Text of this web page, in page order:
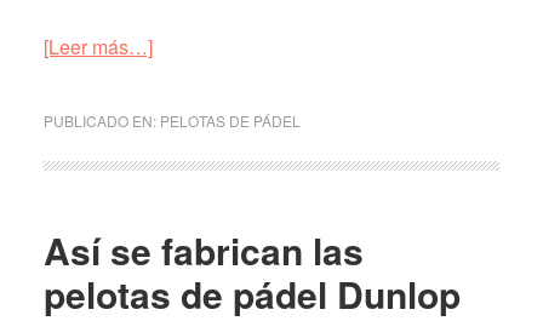
[Leer más…]acerca
fabrican
pelotas
de
pádel
PUBLICADO EN: PELOTAS DE PÁDEL
Así se fabrican las
pelotas de pádel Dunlop